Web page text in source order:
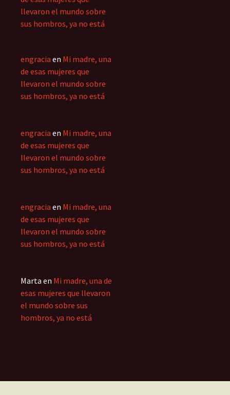
llevaron el mundo sobre
sus hombros, ya no está
engracia en Mi madre, una
de esas mujeres que
llevaron el mundo sobre
sus hombros, ya no está
engracia en Mi madre, una
de esas mujeres que
llevaron el mundo sobre
sus hombros, ya no está
engracia en Mi madre, una
de esas mujeres que
llevaron el mundo sobre
sus hombros, ya no está
Marta en Mi madre, una de
esas mujeres que llevaron
el mundo sobre sus
hombros, ya no está